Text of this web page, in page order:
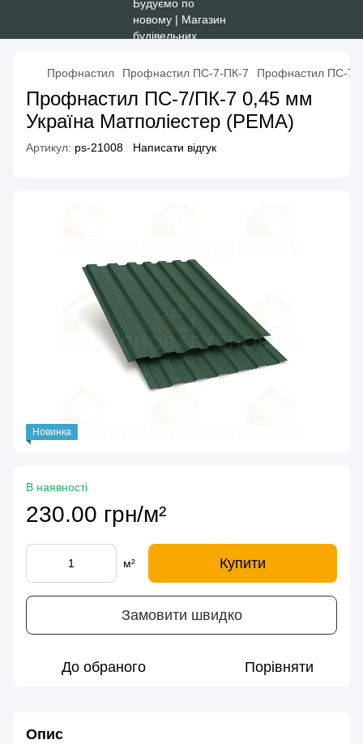
Профнастил Профнастил ПС-7-ПК-7 Профнастил ПС-7/
Профнастил ПС-7/ПК-7 0,45 мм
Україна Матполіестер (PEMA)
Артикул: ps-21008 Написати відгук
Новинка
В наявності
230.00 грн/м²
м² Купити
Замовити швидко
До обраного Порівняти
Опис